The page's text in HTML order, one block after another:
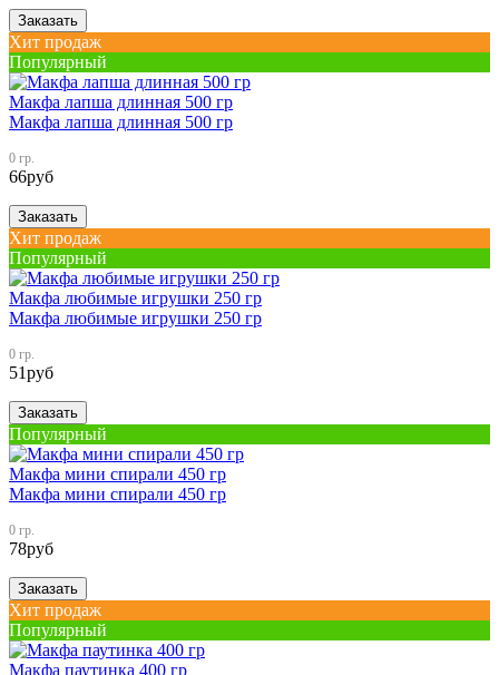
Заказать
Хит продаж
Популярный
Макфа лапша длинная 500 гр
Макфа лапша длинная 500 гр
0 гр.
66руб
Заказать
Хит продаж
Популярный
Макфа любимые игрушки 250 гр
Макфа любимые игрушки 250 гр
0 гр.
51руб
Заказать
Популярный
Макфа мини спирали 450 гр
Макфа мини спирали 450 гр
0 гр.
78руб
Заказать
Хит продаж
Популярный
Макфа паутинка 400 гр